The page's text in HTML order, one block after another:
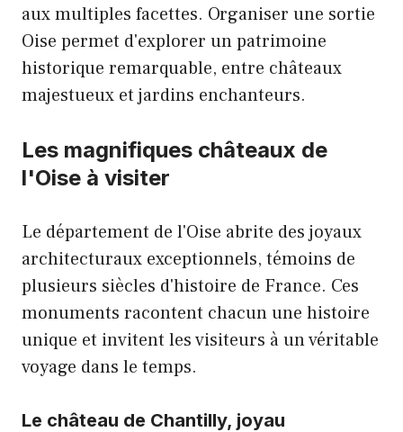
aux multiples facettes. Organiser une sortie
Oise permet d'explorer un patrimoine
historique remarquable, entre châteaux
majestueux et jardins enchanteurs.
Les magnifiques châteaux de
l'Oise à visiter
Le département de l'Oise abrite des joyaux
architecturaux exceptionnels, témoins de
plusieurs siècles d'histoire de France. Ces
monuments racontent chacun une histoire
unique et invitent les visiteurs à un véritable
voyage dans le temps.
Le château de Chantilly, joyau